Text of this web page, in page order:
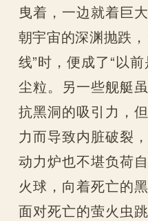
曳着，一边就着巨
朝宇宙的深渊抛跌
线”时，便成了“以
尘粒。另一些舰艇
抗黑洞的吸引力，
力而导致内脏破裂
动力炉也不堪负荷
火球，向着死亡的
面对死亡的萤火虫